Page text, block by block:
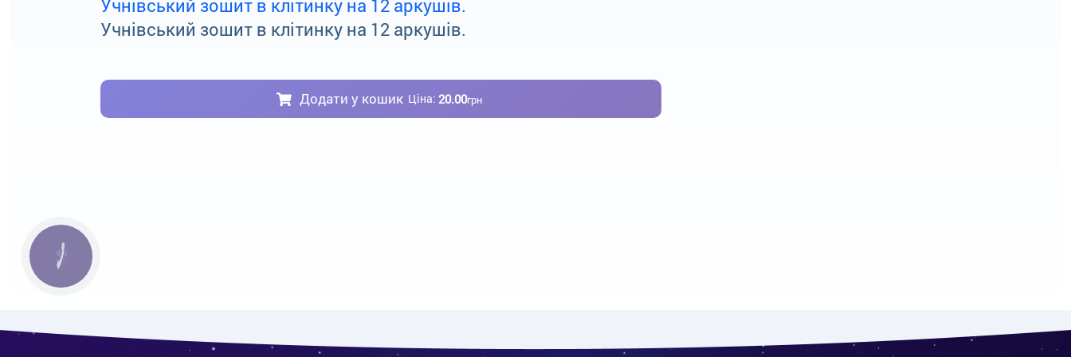
Учнівський зошит в клітинку на 12 аркушів.
Учнівський зошит в клітинку на 12 аркушів.
Додати у кошик Ціна:20.00грн